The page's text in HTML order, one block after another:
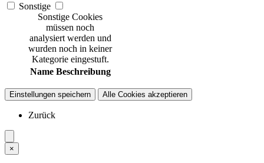
Sonstige
Sonstige Cookies
müssen noch
analysiert werden und
wurden noch in keiner
Kategorie eingestuft.
Name Beschreibung
Einstellungen speichern Alle Cookies akzeptieren
Zurück
×